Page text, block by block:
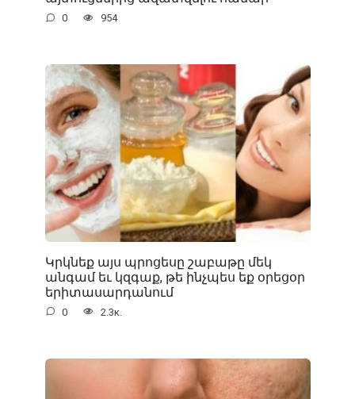
0 954
Կրկնեք այս պրոցեսը շաբաթը մեկ
անգամ եւ կզգաք, թե ինչպես եք օրեցօր
երիտասարդանում
0 2.3к.